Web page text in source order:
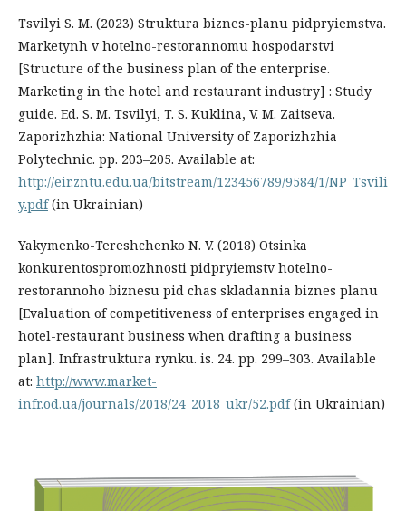
Tsvilyi S. M. (2023) Struktura biznes-planu pidpryiemstva.
Marketynh v hotelno-restorannomu hospodarstvi
[Structure of the business plan of the enterprise.
Marketing in the hotel and restaurant industry] : Study
guide. Ed. S. M. Tsvilyi, T. S. Kuklina, V. M. Zaitseva.
Zaporizhzhia: National University of Zaporizhzhia
Polytechnic. pр. 203–205. Available at:
http://eir.zntu.edu.ua/bitstream/123456789/9584/1/NP_Tsvili
y.pdf(in Ukrainian)
Yakymenko-Tereshchenko N. V. (2018) Otsinka
konkurentospromozhnosti pidpryiemstv hotelno-
restorannoho biznesu pid chas skladannia biznes planu
[Evaluation of competitiveness of enterprises engaged in
hotel-restaurant business when drafting a business
plan]. Infrastruktura rynku. is. 24. pp. 299–303. Available
at: http://www.market-
infr.od.ua/journals/2018/24_2018_ukr/52.pdf(in Ukrainian)